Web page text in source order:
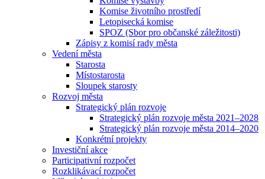
Komise životního prostředí
Letopisecká komise
SPOZ (Sbor pro občanské záležitosti)
Zápisy z komisí rady města
Vedení města
Starosta
Místostarosta
Sloupek starosty
Rozvoj města
Strategický plán rozvoje
Strategický plán rozvoje města 2021–2028
Strategický plán rozvoje města 2014–2020
Konkrétní projekty
Investiční akce
Participativní rozpočet
Rozklikávací rozpočet